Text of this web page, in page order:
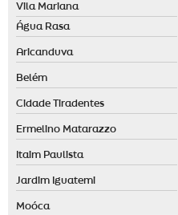
Vila Mariana
Água Rasa
Aricanduva
Belém
Cidade Tiradentes
Ermelino Matarazzo
Itaim Paulista
Jardim Iguatemi
Moóca